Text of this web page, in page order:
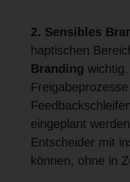
2. Sensibles
haptischen
Branding
Freigabeprozesse
eingeplant
Entscheider mit
können, ohne in